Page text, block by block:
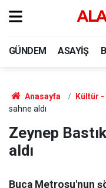
GÜNDEM ASAYIŞ
Anasayfa Kültür -
sahne aldı
Zeynep
aldı
Buca Metrosu'nun